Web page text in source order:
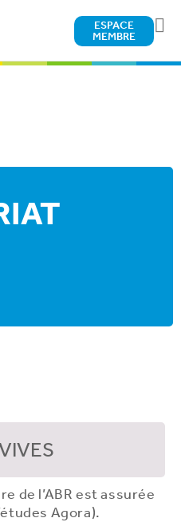
ESPACE
MEMBRE
de l’ABR est assurée
Agora).